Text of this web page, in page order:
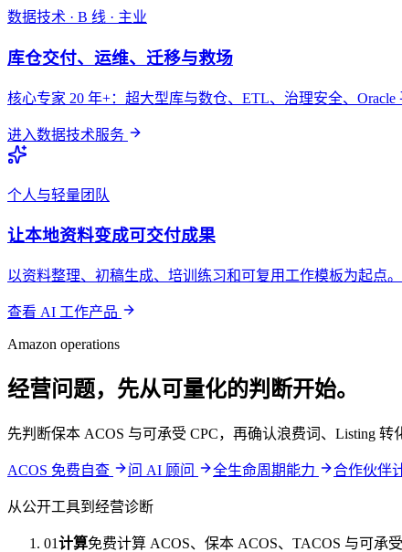
数据技术 · B 线 · 主业
库仓交付、运维、迁移与救场
核心专家 20 年+：超大型库与数仓、ETL、治理安全、
进入数据技术服务
个人与轻量团队
让本地资料变成可交付成果
以资料整理、初稿生成、培训练习和可复用工作模板为起点。
查看 AI 工作产品
Amazon operations
经营问题，先从可量化的判断开始。
先判断保本 ACOS 与可承受 CPC，再确认浪费词、Listing
ACOS 免费自查 问 AI 顾问 全生命周期能力 合作伙伴
从公开工具到经营诊断
01计算免费计算 ACOS、保本 ACOS、TACOS 与可承受